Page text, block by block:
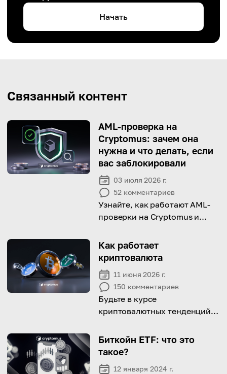
Начать
Связанный контент
AML-проверка на
Cryptomus: зачем она
нужна и что делать, если
вас заблокировали
03 июля 2026 г.
52 комментариев
Узнайте, как работают AML-
проверки на Cryptomus и
защиты ваших средств!
Как работает
криптовалюта
11 июня 2026 г.
150 комментариев
Будьте в курсе
криптовалютных тенденций и
криптовалюты
Биткойн ETF: что это
такое?
12 января 2024 г.